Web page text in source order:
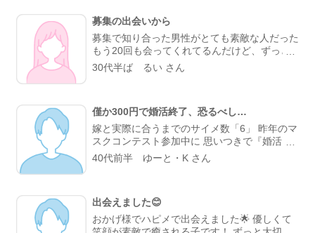
たいと思った。 また会う約束もできた。 こん
な僕と… ありがとう(*´∇｀*)
募集の出会いから
募集で知り合った男性がとても素敵な人だった
もう20回も会ってくれてるんだけど、ずっと
変わらず紳士的に癒してくれる。仕事の協力も
してくれて、精神的にも頼りっぱなし。 こん
30代半ば るい さん
僅か300円で婚活終了、恐るべし…
嫁と実際に合うまでのサイメ数「6」 昨年のマ
スクコンテスト参加中に 思いつきで『婚活』
のプロフ検索でヒットした ロム専の女性会
員。 しかも暇つぶしにサイトへ登録したばか
全く確認していなかったので 全然気が付いて
ませんでしたが💦 1月末に会って、 2月から交
際を始めて、 8月から同棲、 今年の1月26日に
40代前半 ゆーと・K さん
出会えました😊
おかげ様でハピメで出会えました🌟 優しくて